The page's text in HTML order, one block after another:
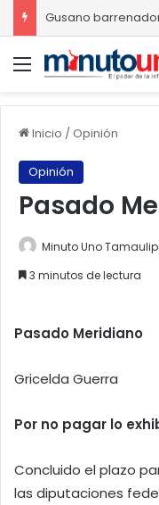
Menú
Inicio /Opinión
Opinión
Pasado
Minuto Uno
3 minutos de lectura
Pasado Meridiano
Gricelda Guerra
Por no pagar lo
Concluido el plazo
las diputaciones